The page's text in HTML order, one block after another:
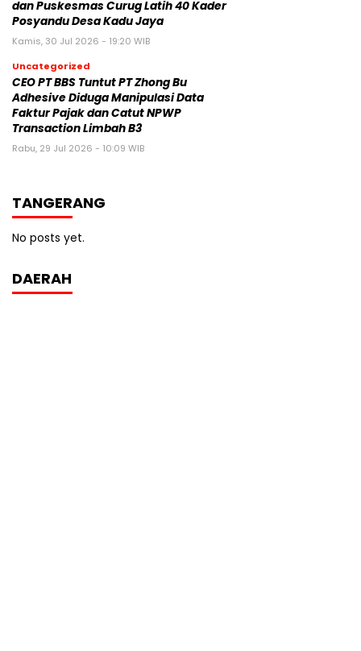
dan Puskesmas Curug Latih 40 Kader
Posyandu Desa Kadu Jaya‎
Kamis, 30 Jul 2026 - 19:20 WIB
Uncategorized
CEO PT BBS Tuntut PT Zhong Bu
Adhesive Diduga Manipulasi Data
Faktur Pajak dan Catut NPWP
Transaction Limbah B3
Rabu, 29 Jul 2026 - 10:09 WIB
TANGERANG
No posts yet.
DAERAH